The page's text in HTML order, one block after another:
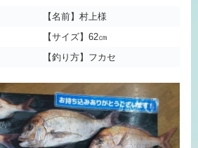
【名前】村上様
【サイズ】62㎝
【釣り方】フカセ